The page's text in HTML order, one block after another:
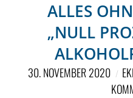
MAGAZIN
ÜBER UNS
RUBRIKEN
ALLES
„NULL
30. NOVEMBER 2020 EKI